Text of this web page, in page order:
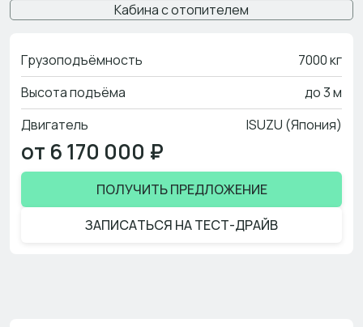
Кабина с отопителем
Грузоподъёмность
7000 кг
Высота подъёма
до 3 м
Двигатель
ISUZU (Япония)
от 6 170 000 ₽
ПОЛУЧИТЬ ПРЕДЛОЖЕНИЕ
ЗАПИСАТЬСЯ НА ТЕСТ-ДРАЙВ